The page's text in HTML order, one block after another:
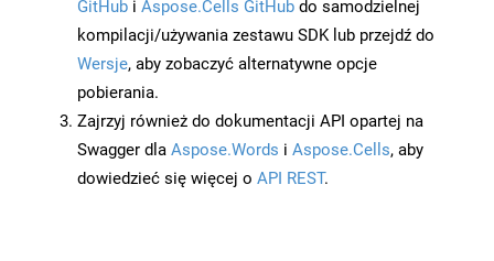
GitHub i Aspose.Cells GitHub do samodzielnej
kompilacji/używania zestawu SDK lub przejdź do
Wersje, aby zobaczyć alternatywne opcje
pobierania.
Zajrzyj również do dokumentacji API opartej na
Swagger dla Aspose.Words i Aspose.Cells, aby
dowiedzieć się więcej o API REST.